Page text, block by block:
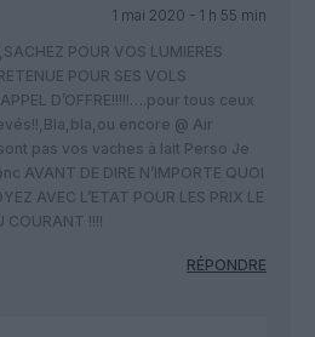
1 mai 2020 - 1 h 55 min
POUR VOS LUMIERES
POUR SES VOLS
D’OFFRE!!!!!….pour tous ceux
encore @ Air
pas vos vaches à lait Perso Je
AVANT DE DIRE N’IMPORTE QUOI
AVEC L’ETAT POUR LES PRIX LE
COURANT !!!!
RÉPONDRE